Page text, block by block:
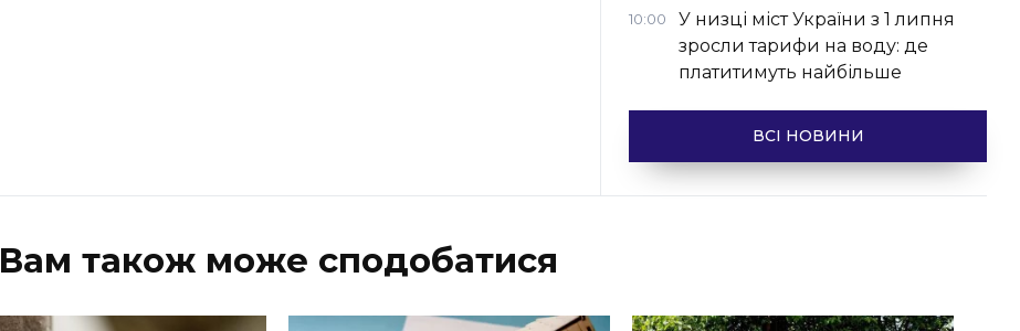
10:00
У низці міст України з 1 липня
зросли тарифи на воду: де
платитимуть найбільше
ВСІ НОВИНИ
Вам також може сподобатися